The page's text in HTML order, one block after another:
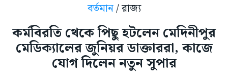
বর্তমান/ রাজ্য
কর্মবিরতি থেকে পিছু হটলেন মেদিনীপুর
মেডিক্যালের জুনিয়র ডাক্তাররা, কাজে
যোগ দিলেন নতুন সুপার